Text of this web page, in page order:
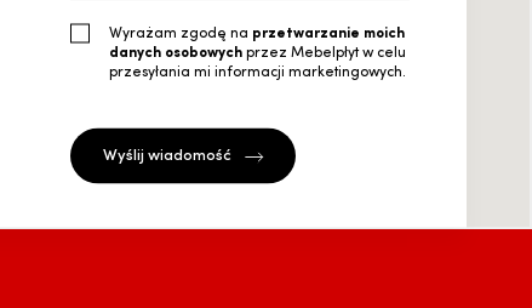
Wyrażam zgodę na przetwarzanie moich
danych osobowychprzez Mebelpłyt w celu
przesyłania mi informacji marketingowych.